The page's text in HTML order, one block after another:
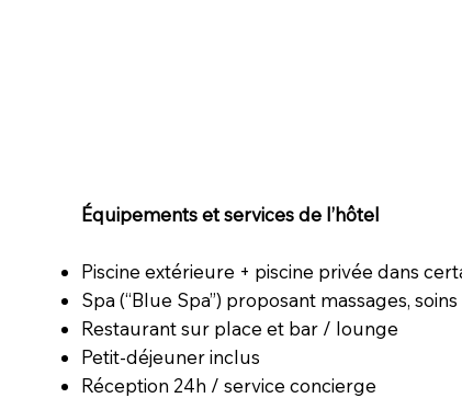
Équipements et services de l’hôtel
Piscine extérieure + piscine privée dans
Spa (“Blue Spa”) proposant massages,
Restaurant sur place et bar / lounge
Petit-déjeuner inclus
Réception 24h / service concierge